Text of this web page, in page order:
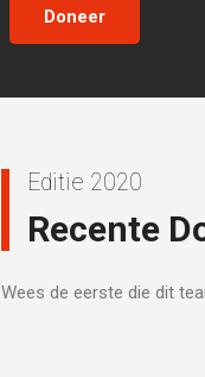
Editie 2020
Recente
Wees de eerste die dit